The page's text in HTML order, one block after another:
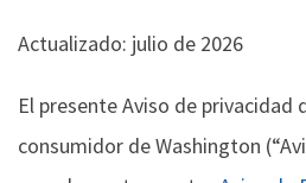
Actualizado: julio de 2026
El presente Aviso de privacidad
consumidor de Washington